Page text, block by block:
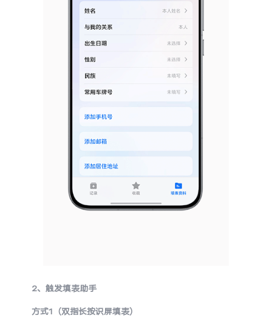
2、触发填表助手
方式1（双指长按识屏填表）